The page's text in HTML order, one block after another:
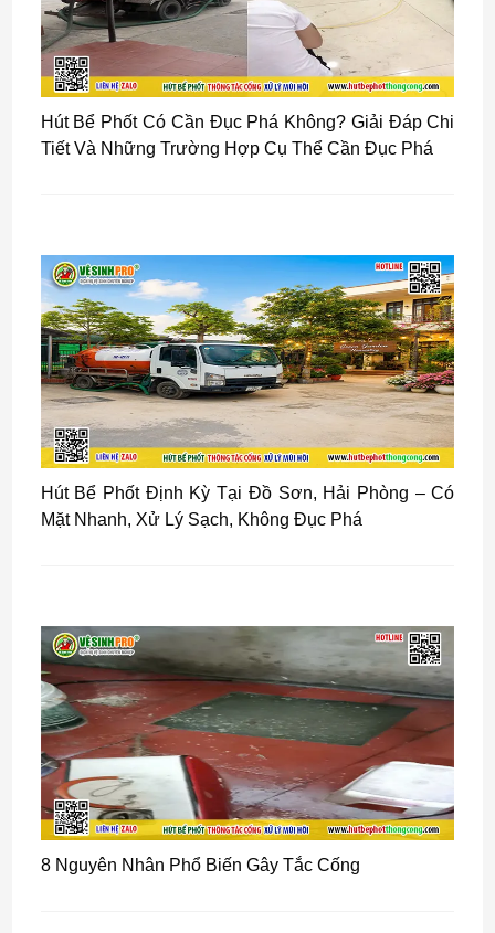
Hút Bể Phốt Có Cần Đục Phá Không? Giải Đáp Chi
Tiết Và Những Trường Hợp Cụ Thể Cần Đục Phá
Hút Bể Phốt Định Kỳ Tại Đồ Sơn, Hải Phòng – Có
Mặt Nhanh, Xử Lý Sạch, Không Đục Phá
8 Nguyên Nhân Phổ Biến Gây Tắc Cống